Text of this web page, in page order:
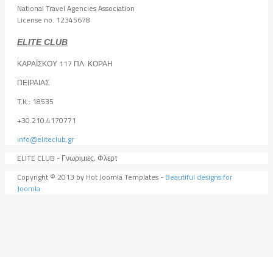
National Travel Agencies Association
License no. 12345678
ELITE CLUB
ΚΑΡΑΪΣΚΟΥ 117 ΠΛ. ΚΟΡΑΗ
ΠΕΙΡΑΙΑΣ
T.K.: 18535
+30.210.4170771
info@eliteclub.gr
ELITE CLUB - Γνωριμιες, Φλερτ
Copyright © 2013 by Hot Joomla Templates - Beautiful designs for
Joomla